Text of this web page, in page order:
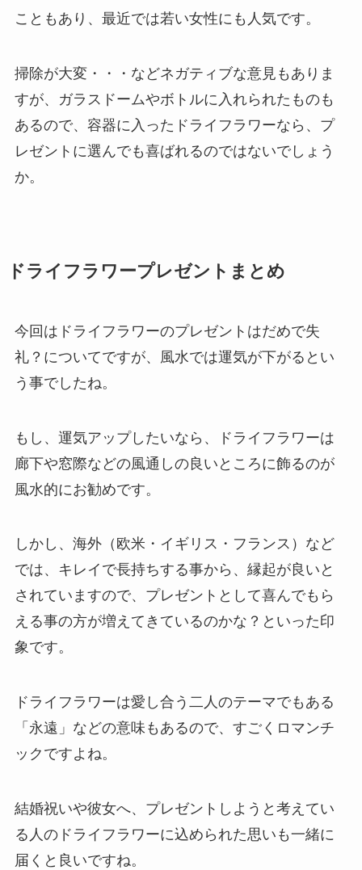
こともあり、最近では若い女性にも人気です。
掃除が大変・・・などネガティブな意見もありま
すが、ガラスドームやボトルに入れられたものも
あるので、容器に入ったドライフラワーなら、プ
レゼントに選んでも喜ばれるのではないでしょう
か。
ドライフラワープレゼントまとめ
今回はドライフラワーのプレゼントはだめで失
礼？についてですが、風水では運気が下がるとい
う事でしたね。
もし、運気アップしたいなら、ドライフラワーは
廊下や窓際などの風通しの良いところに飾るのが
風水的にお勧めです。
しかし、海外（欧米・イギリス・フランス）など
では、キレイで長持ちする事から、縁起が良いと
されていますので、プレゼントとして喜んでもら
える事の方が増えてきているのかな？といった印
象です。
ドライフラワーは愛し合う二人のテーマでもある
「永遠」などの意味もあるので、すごくロマンチ
ックですよね。
結婚祝いや彼女へ、プレゼントしようと考えてい
る人のドライフラワーに込められた思いも一緒に
届くと良いですね。